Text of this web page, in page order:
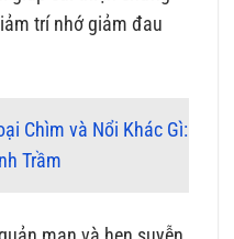
trí nhớ giảm đau
Chìm và Nổi Khác Gì:
Trầm